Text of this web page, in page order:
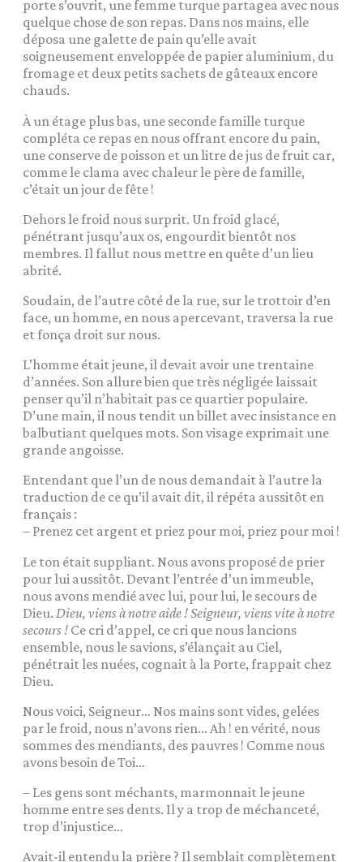
porte s’ouvrit, une femme turque partagea avec nous
quelque chose de son repas. Dans nos mains, elle
déposa une galette de pain qu’elle avait
soigneusement enveloppée de papier aluminium, du
fromage et deux petits sachets de gâteaux encore
chauds.
À un étage plus bas, une seconde famille turque
compléta ce repas en nous offrant encore du pain,
une conserve de poisson et un litre de jus de fruit car,
comme le clama avec chaleur le père de famille,
c’était un jour de fête !
Dehors le froid nous surprit. Un froid glacé,
pénétrant jusqu’aux os, engourdit bientôt nos
membres. Il fallut nous mettre en quête d’un lieu
abrité.
Soudain, de l’autre côté de la rue, sur le trottoir d’en
face, un homme, en nous apercevant, traversa la rue
et fonça droit sur nous.
L’homme était jeune, il devait avoir une trentaine
d’années. Son allure bien que très négligée laissait
penser qu’il n’habitait pas ce quartier populaire.
D’une main, il nous tendit un billet avec insistance en
balbutiant quelques mots. Son visage exprimait une
grande angoisse.
Entendant que l’un de nous demandait à l’autre la
traduction de ce qu’il avait dit, il répéta aussitôt en
français :
– Prenez cet argent et priez pour moi, priez pour moi !
Le ton était suppliant. Nous avons proposé de prier
pour lui aussitôt. Devant l’entrée d’un immeuble,
nous avons mendié avec lui, pour lui, le secours de
Dieu. Dieu, viens à notre aide ! Seigneur, viens vite à notre
secours !Ce cri d’appel, ce cri que nous lancions
ensemble, nous le savions, s’élançait au Ciel,
pénétrait les nuées, cognait à la Porte, frappait chez
Dieu.
Nous voici, Seigneur… Nos mains sont vides, gelées
par le froid, nous n’avons rien… Ah ! en vérité, nous
sommes des mendiants, des pauvres ! Comme nous
avons besoin de Toi…
– Les gens sont méchants, marmonnait le jeune
homme entre ses dents. Il y a trop de méchanceté,
trop d’injustice…
Avait-il entendu la prière ? Il semblait complètement